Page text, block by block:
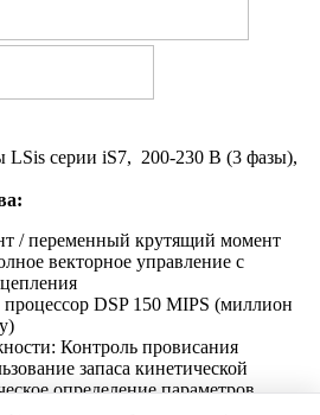
LSis серии iS7, 200-230 В (3 фазы),
/ переменный крутящий момент
векторное управление с
DSP 150 MIPS (миллион
Контроль провисания
запаса кинетической
определение параметров